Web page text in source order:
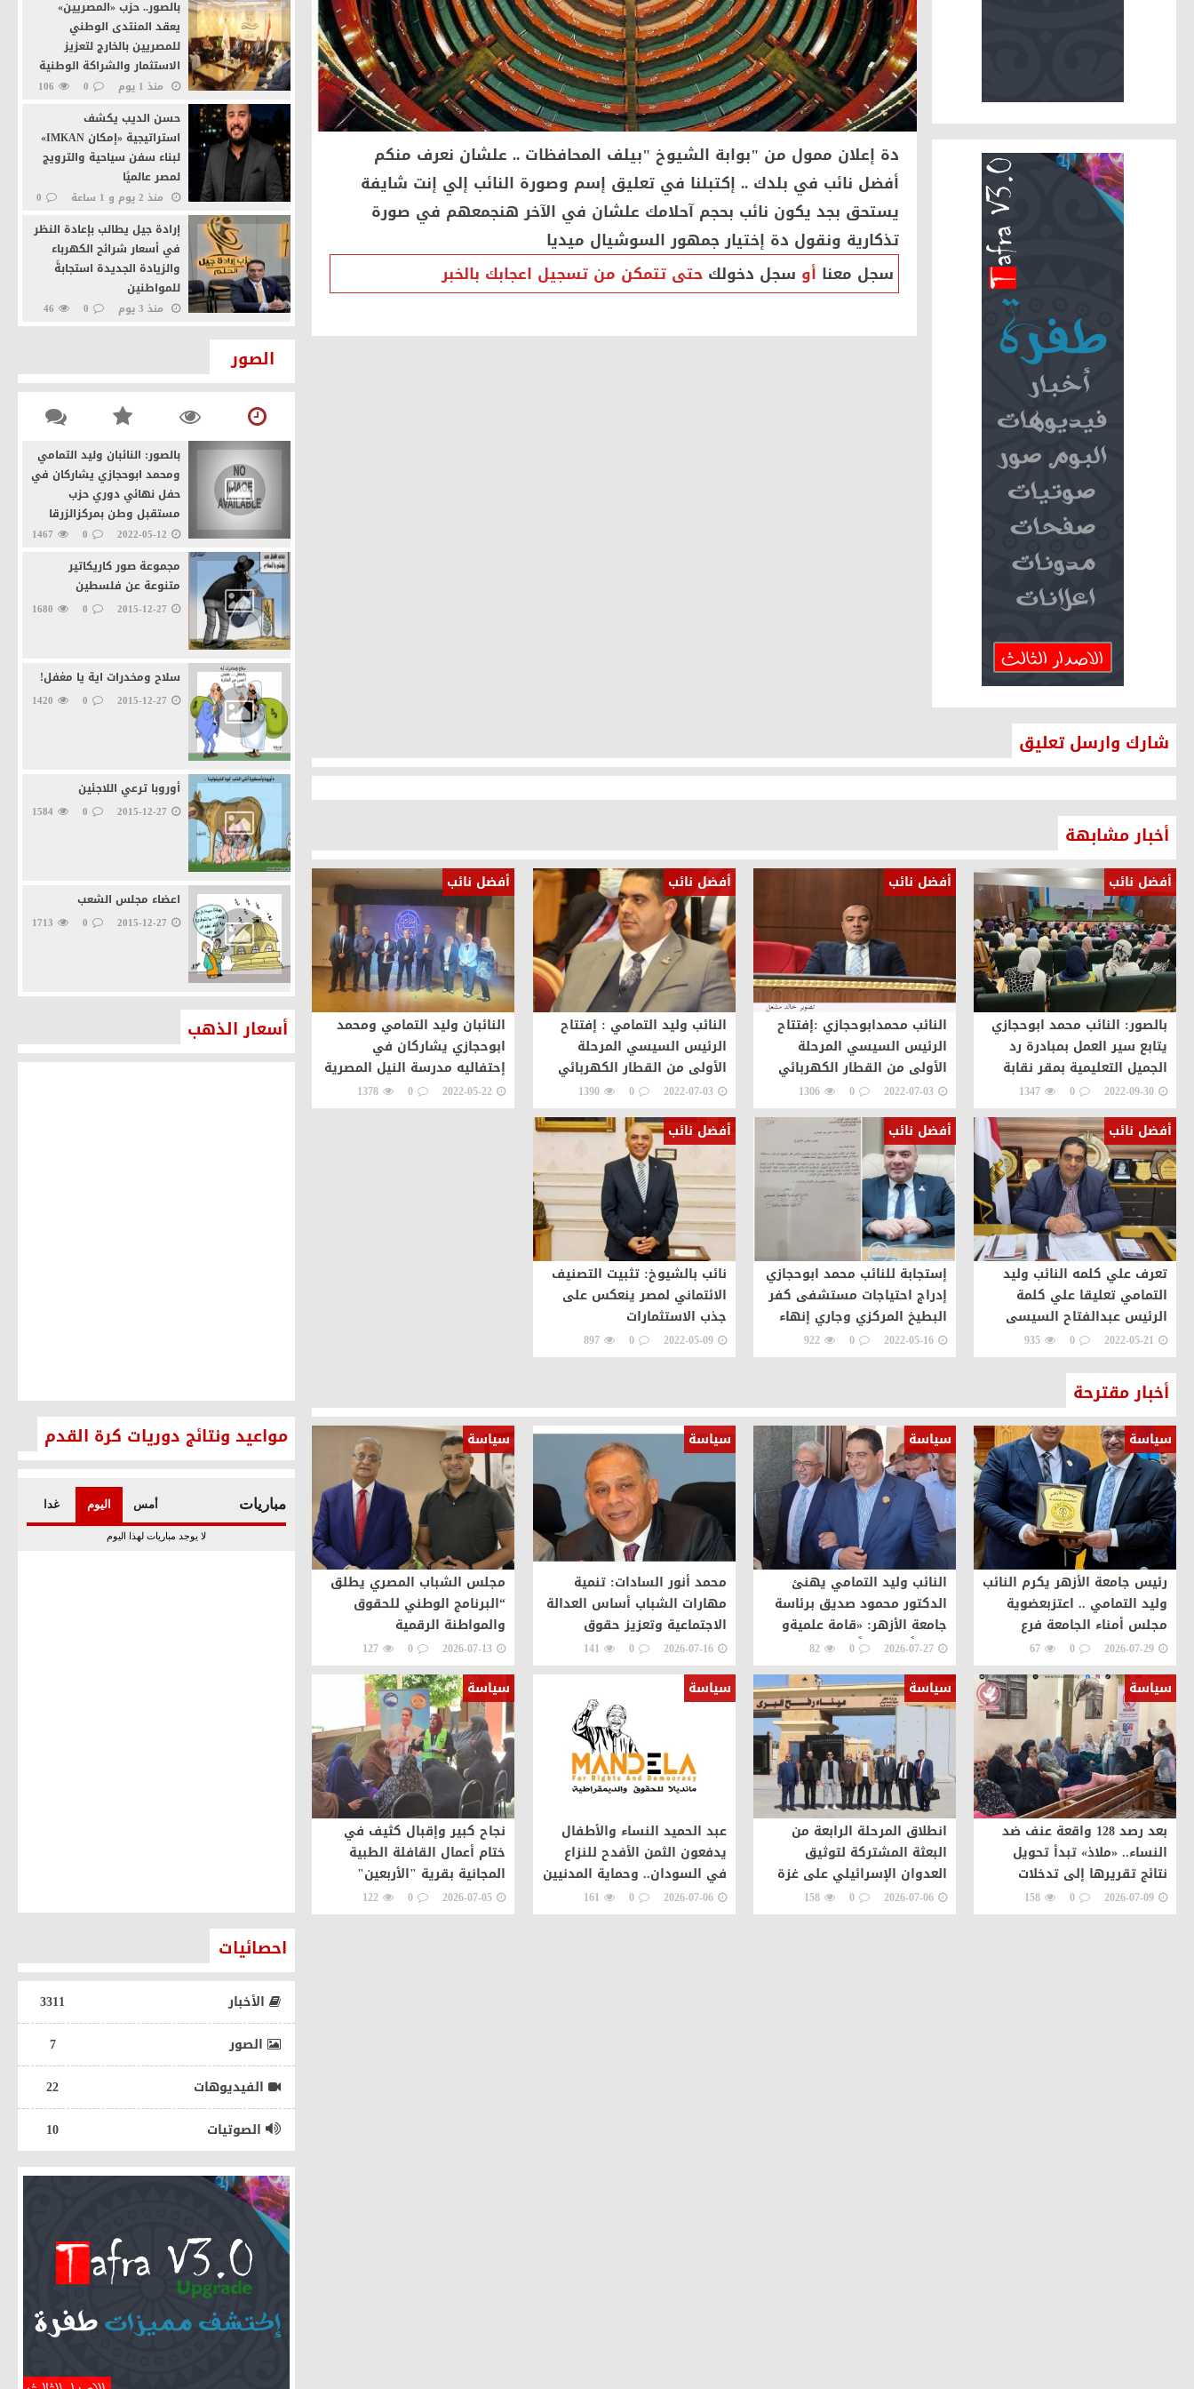
دة إعلان ممول من "بوابة الشيوخ "بيلف المحافظات .. علشان نعرف منكم
أفضل نائب في بلدك .. إكتبلنا في تعليق إسم وصورة النائب إلي إنت شايفة
يستحق بجد يكون نائب بحجم آحلامك علشان في الآخر هنجمعهم في صورة
تذكارية ونقول دة إختيار جمهور السوشيال ميديا
سجل معنا أو سجل دخولك حتى تتمكن من تسجيل اعجابك بالخبر
شارك وارسل تعليق
أخبار مشابهة
أفضل نائب
بالصور: النائب محمد ابوحجازي
يتابع سير العمل بمبادرة رد
الجميل التعليمية بمقر نقابة
المهندسين
2022-09-30
0
1347
أفضل نائب
النائب محمدابوحجازي :إفتتاح
الرئيس السيسي المرحلة
الأولى من القطار الكهربائي
الخفيف Cairo LRT تؤكد علي
ان مصر تتجة بقوة نحو
2022-07-03
0
1306
أفضل نائب
النائب وليد التمامي : إفتتاح
الرئيس السيسي المرحلة
الأولى من القطار الكهربائي
الخفيف Cairo LRT تؤكد علي
ان مصر تتجة
2022-07-03
0
1390
أفضل نائب
النائبان وليد التمامي ومحمد
ابوحجازي يشاركان في
إحتفاليه مدرسة النيل المصرية
بدمياط الجديدة
2022-05-22
0
1378
أفضل نائب
تعرف علي كلمه النائب وليد
التمامي تعليقا علي كلمة
الرئيس عبدالفتاح السيسى
خلال إفتتاح مشروع مستقبل
مصر اليوم
2022-05-21
0
935
أفضل نائب
إستجابة للنائب محمد ابوحجازي
إدراج احتياجات مستشفى كفر
البطيخ المركزي وجاري إنهاء
إجراءات الشراء
2022-05-16
0
922
أفضل نائب
نائب بالشيوخ: تثبيت التصنيف
الائتماني لمصر ينعكس على
جذب الاستثمارات
2022-05-09
0
897
أخبار مقترحة
سياسة
رئيس جامعة الأزهر يكرم النائب
وليد التمامي .. اعتزبعضوية
مجلس أمناء الجامعة فرع
دمياط وهذا التكريم وسام
علي صدري
2026-07-29
0
67
سياسة
النائب وليد التمامي يهنئ
الدكتور محمود صديق برئاسة
جامعة الأزهر: «قامة علميةو
تتويجاً مستحقاً لمسيرة حافلة
بالإنجازات
2026-07-27
0
82
سياسة
محمد أنور السادات: تنمية
مهارات الشباب أساس العدالة
الاجتماعية وتعزيز حقوق
الإنسان
2026-07-16
0
141
سياسة
مجلس الشباب المصري يطلق
“البرنامج الوطني للحقوق
والمواطنة الرقمية
2026-07-13
0
127
سياسة
بعد رصد 128 واقعة عنف ضد
النساء.. «ملاذ» تبدأ تحويل
نتائج تقريرها إلى تدخلات
ميدانية في بني سويف
2026-07-09
0
158
سياسة
انطلاق المرحلة الرابعة من
البعثة المشتركة لتوثيق
العدوان الإسرائيلي على غزة
ورصد تدفق المساعدات
والجرحى
2026-07-06
0
158
سياسة
عبد الحميد النساء والأطفال
يدفعون الثمن الأفدح للنزاع
في السودان.. وحماية المدنيين
مسؤولية عاجلة
2026-07-06
0
161
سياسة
نجاح كبير وإقبال كثيف في
ختام أعمال القافلة الطبية
المجانية بقرية "الأربعين"
بدمياط
2026-07-05
0
122
بالصور.. حزب «المصريين»
يعقد المنتدى الوطني
للمصريين بالخارج لتعزيز
الاستثمار والشراكة الوطنية
منذ 1 يوم 0
106
حسن الديب يكشف
استراتيجية «إمكان IMKAN»
لبناء سفن سياحية والترويج
لمصر عالميًا
منذ 2 يوم و 1 ساعة
0
إرادة جيل يطالب بإعادة النظر
في أسعار شرائح الكهرباء
والزيادة الجديدة استجابةً
للمواطنين
منذ 3 يوم 0
46
يفتحان آفاقًا جديدة للاستثمار
الصور
بالصور: النائبان وليد التمامي
ومحمد ابوحجازي يشاركان في
حفل نهائي دوري حزب
مستقبل وطن بمركزالزرقا
2022-05-12
0
1467
مجموعة صور كاريكاتير
متنوعة عن فلسطين
2015-12-27
0
1680
سلاح ومخدرات اية يا مغفل!
2015-12-27
0
1420
أوروبا ترعي اللاجئين
2015-12-27
0
1584
اعضاء مجلس الشعب
2015-12-27
0
1713
أسعار الذهب
مواعيد ونتائج دوريات كرة القدم
احصائيات
الأخبار
3311
الصور
7
الفيديوهات
22
الصوتيات
10